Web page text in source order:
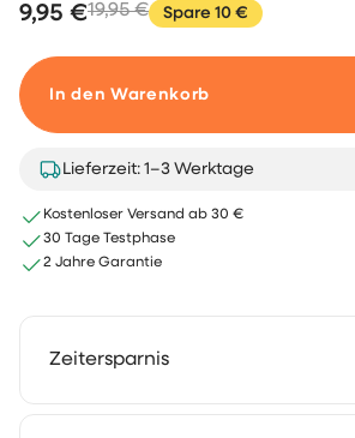
9,95 €19,95 € Spare 10 €
In den Warenkorb
Lieferzeit: 1–3 Werktage
Kostenloser Versand ab 30 €
30 Tage Testphase
2 Jahre Garantie
Zeitersparnis